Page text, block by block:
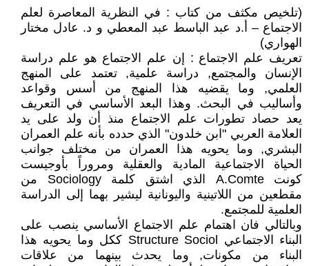
(تلخيص مكثف من كتاب : في النظرية المعاصرة لعلم
الاجتماع – أ.د عبد الباسط عبد المعطي و د. عادل مختار
الهواري)
تعريف علم الاجتماع : إن علم الاجتماع هو علم دراسة
الإنسان والمجتمع, دراسة علمية, تعتمد على المنهج
العلمي, وما يقضيه هذا المنهج من أسس وقواعد
وأساليب في البحث. وهذا البعد الأساسي في التعريف
يعد حصاد تطورات علم الاجتماع منذ أن ولد على يد
العلامة العربي "ابن خلدون" الذي حدده بأنه علم العمران
البشري, وما يحويه هذا العمران من مختلف جوانب
الحياة الاجتماعية المادية والعقلية ومروراً بأوجيست
كونت A.Comte الذي اشتق كلمة Sociology من
مقطعين من اللاتينية واليونانية ليشير بهما إلى الدراسة
العلمية للمجتمع.
وبالتالي فان اهتمام علم الاجتماع الأساسي ينصب على
البناء الاجتماعي Structure Sociol ككل وما يحويه هذا
البناء من مكونات, وما يحدث بينهما من علاقات